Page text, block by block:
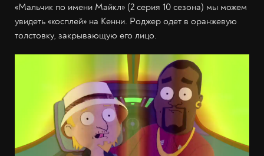
«Мальчик по имени Майкл» (2 серия 10 сезона) мы можем
увидеть «косплей» на Кенни. Роджер одет в оранжевую
толстовку, закрывающую его лицо.